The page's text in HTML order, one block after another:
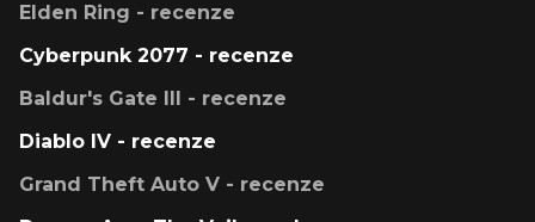
Elden Ring - recenze
Cyberpunk 2077 - recenze
Baldur's Gate III - recenze
Diablo IV - recenze
Grand Theft Auto V - recenze